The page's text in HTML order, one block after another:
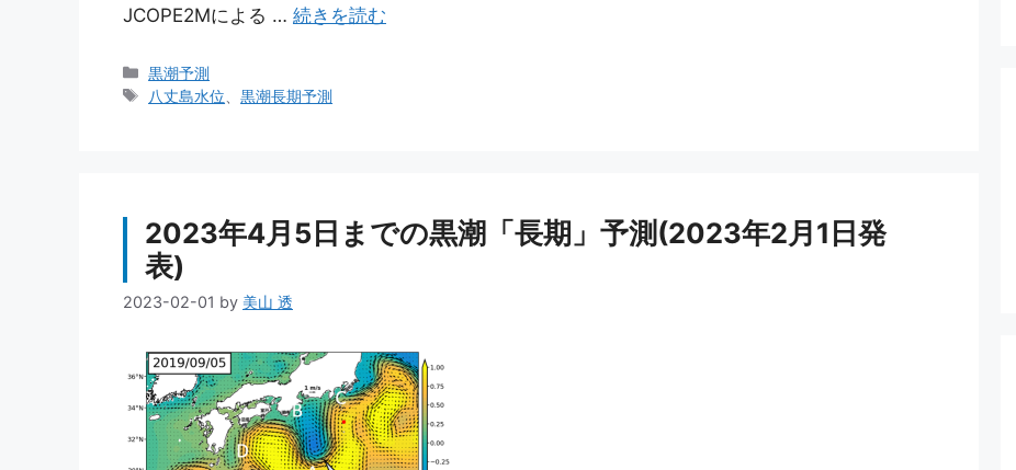
JCOPE2Mによる … 続きを読む
カ
テ
黒潮予測
タ
八丈島水位 、黒潮長期予測
2023年4月5日までの黒潮「長期」予測(2023年2月1日発
表)
2023-02-01 by 美山 透